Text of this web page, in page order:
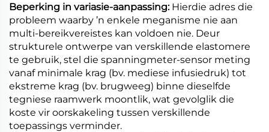
Beperking in variasie-aanpassing: Hierdie adres die
probleem waarby ’n enkele meganisme nie aan
multi-bereikvereistes kan voldoen nie. Deur
strukturele ontwerpe van verskillende elastomere
te gebruik, stel die spanningmeter-sensor meting
vanaf minimale krag (bv. mediese infusiedruk) tot
ekstreme krag (bv. brugweeg) binne dieselfde
tegniese raamwerk moontlik, wat gevolglik die
koste vir oorskakeling tussen verskillende
toepassings verminder.